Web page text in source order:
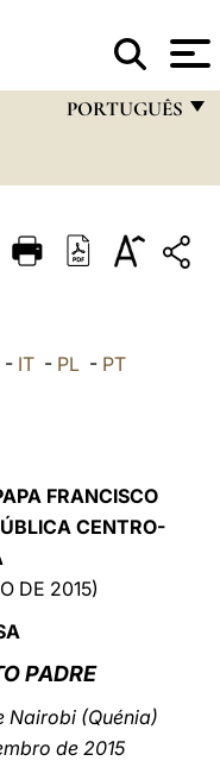
PORTUGUÊS
ITALIANO
中文
- IT - PL - PT
FRANCISCO
CENTRO-
DE 2015)
PADRE
Nairobi (Quénia)
de 2015